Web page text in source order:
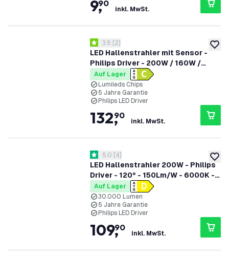
9,
90
inkl. MwSt.
zur
LED Hallenstrahler mit Sensor -
Philips Driver - 200W / 160W /
120W - 120° - 175lm/W - 6500K -
IP65 - Dimmbar - 5 Jahre Garantie -
GS-geprüft
Bewertungsbereich öffnen
3.5 Bewertungssterne
3.5 [2]
Auf Lager
Lumileds Chips
5 Jahre Garantie
Philips LED Driver
132,
90
inkl. MwSt.
zur
LED Hallenstrahler 200W - Philips
Driver - 120° - 150Lm/W - 6000K -
IP65 - Dimmbar - 5 Jahre Garantie
Bewertungsbereich öffnen
5 Bewertungssterne
5.0 [4]
Auf Lager
30.000 Lumen
5 Jahre Garantie
Philips LED Driver
109,
90
inkl. MwSt.